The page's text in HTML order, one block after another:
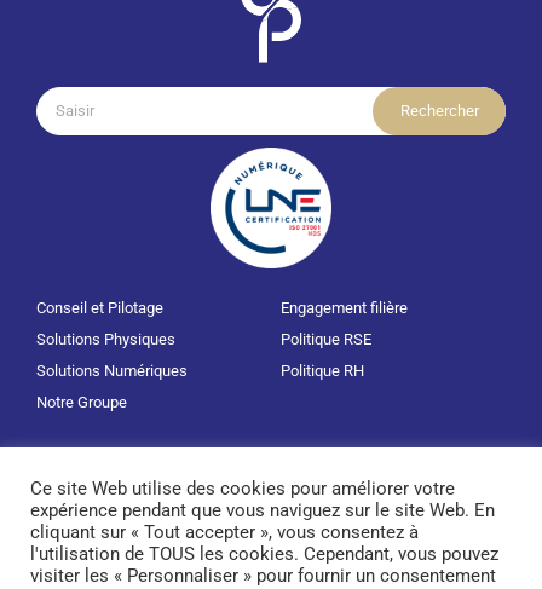
Rechercher:
Conseil et Pilotage
Solutions Physiques
Solutions Numériques
Notre Groupe
Engagement filière
Politique RSE
Politique RH
Actualités
Nous contacter
Politique RGPD
Ce site Web utilise des cookies pour améliorer votre
expérience pendant que vous naviguez sur le site Web. En
cliquant sur « Tout accepter », vous consentez à
l'utilisation de TOUS les cookies. Cependant, vous pouvez
visiter les « Personnaliser » pour fournir un consentement